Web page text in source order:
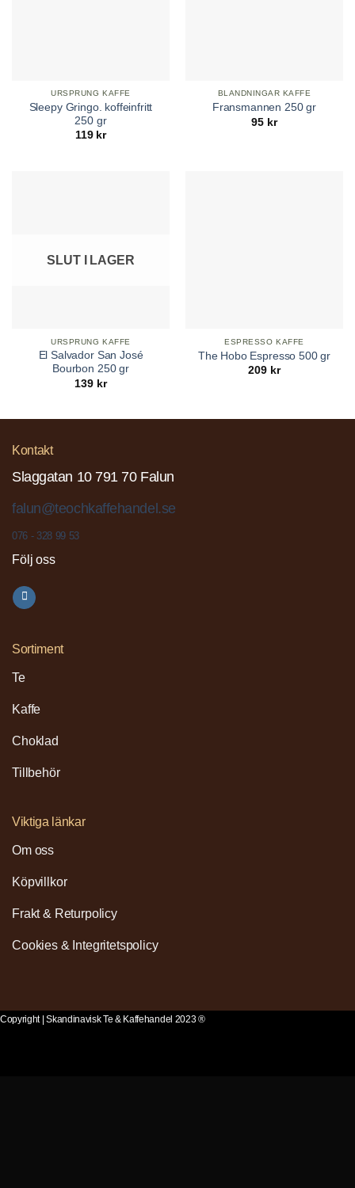
URSPRUNG KAFFE
Sleepy Gringo. koffeinfritt
250 gr
119 kr
BLANDNINGAR KAFFE
Fransmannen 250 gr
95 kr
SLUT I LAGER
URSPRUNG KAFFE
El Salvador San José
Bourbon 250 gr
139 kr
ESPRESSO KAFFE
The Hobo Espresso 500 gr
209 kr
Kontakt
Slaggatan 10 791 70 Falun
falun@teochkaffehandel.se
076 - 328 99 53
Följ oss
Sortiment
Te
Kaffe
Choklad
Tillbehör
Viktiga länkar
Om oss
Köpvillkor
Frakt & Returpolicy
Cookies & Integritetspolicy
Copyright | Skandinavisk Te & Kaffehandel 2023 ®